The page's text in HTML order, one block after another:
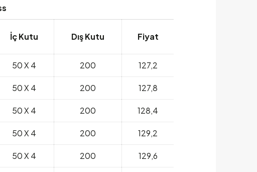
İç Kutu Dış Kutu Fiyat
50 X 4 200 127,2
50 X 4 200 127,8
50 X 4 200 128,4
50 X 4 200 129,2
50 X 4 200 129,6